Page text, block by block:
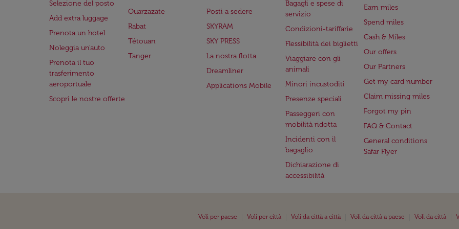
Selezione del posto
Add extra luggage
Prenota un hotel
Noleggia un'auto
Prenota il tuo
trasferimento
aeroportuale
Scopri le nostre offerte
Ouarzazate
Rabat
Tétouan
Tanger
Posti a sedere
SKYRAM
SKY PRESS
La nostra flotta
Dreamliner
Applications Mobile
Bagagli e spese di
servizio
Condizioni-tariffarie
Flessibilità dei biglietti
Viaggiare con gli
animali
Minori incustoditi
Presenze speciali
Passeggeri con
mobilità ridotta
Incidenti con il
bagaglio
Dichiarazione di
accessibilità
Earn miles
Spend miles
Cash & Miles
Our offers
Our Partners
Get my card number
Claim missing miles
Forgot my pin
FAQ & Contact
General conditions
Safar Flyer
Voli per paese Voli per città Voli da città a città Voli da città a paese Voli da città